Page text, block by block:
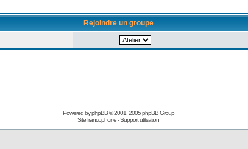
Rejoindre un groupe
Powered byphpBB© 2001, 2005 phpBB Group
Site francophone-Support utilisation